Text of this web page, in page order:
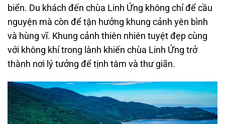
biển. Du khách đến chùa Linh Ứng không chỉ để cầu
nguyện mà còn để tận hưởng khung cảnh yên bình
và hùng vĩ. Khung cảnh thiên nhiên tuyệt đẹp cùng
với không khí trong lành khiến chùa Linh Ứng trở
thành nơi lý tưởng để tịnh tâm và thư giãn.